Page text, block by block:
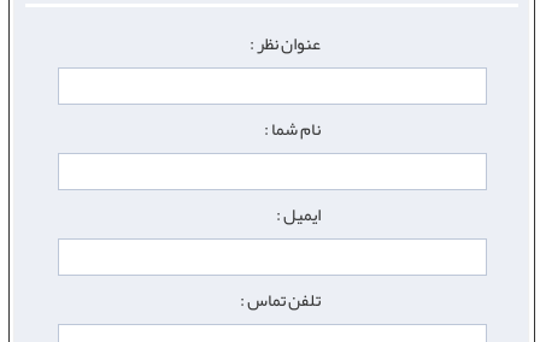
عنوان نظر :
نام شما :
ایمیل :
تلفن تماس :